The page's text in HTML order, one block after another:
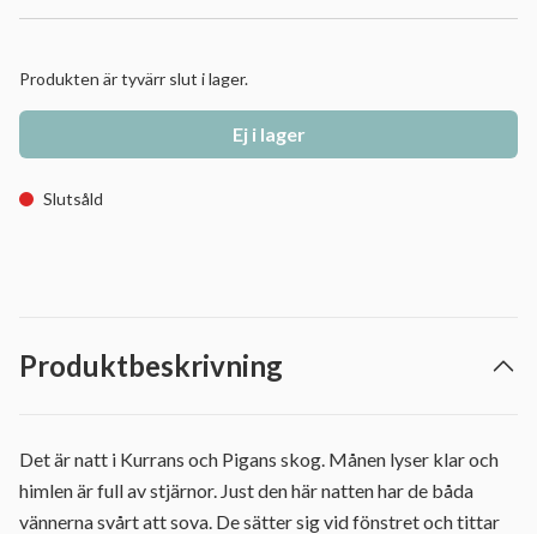
Produkten är tyvärr slut i lager.
Ej i lager
Slutsåld
Produktbeskrivning
Det är natt i Kurrans och Pigans skog. Månen lyser klar och
himlen är full av stjärnor. Just den här natten har de båda
vännerna svårt att sova. De sätter sig vid fönstret och tittar